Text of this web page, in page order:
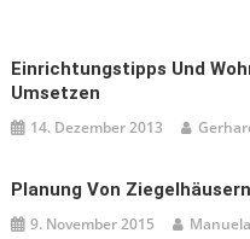
Einrichtungstipps Und
Umsetzen
14. Dezember 2013
Planung Von Ziegelhäusern
9. November 2015 Manuela